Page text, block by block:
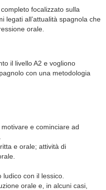
focalizzato sulla
legati all’attualità spagnola che
orale.
il livello A2 e vogliono
con una metodologia
e cominciare ad
e orale; attività di
ludico con il lessico.
orale e, in alcuni casi,